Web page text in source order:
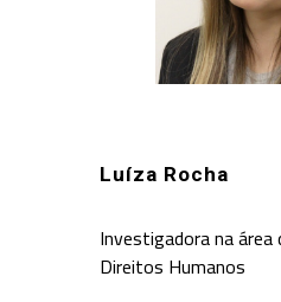
Luíza Rocha
Investigadora na área
Direitos Humanos